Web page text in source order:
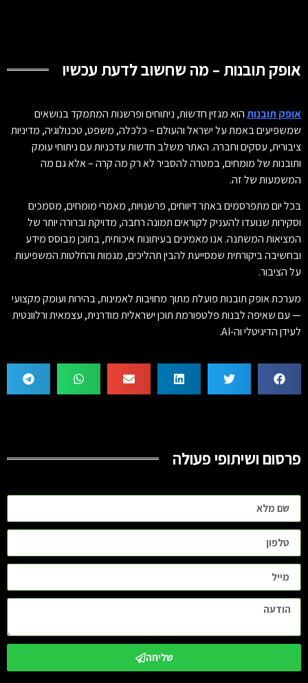
אופק תובנות – מה שחשוב לדעת עכשיו
אופק תובנותהוא מגזין חדשות, ניתוחים ופרשנות המתמקד בנושאים
שמשפיעים באמת על ישראל והעולם – כלכלה, משפט, טכנולוגיה, מדיניות
ציבורית, עסקים וחברה. האתר משלב חדשות עדכניות עם ניתוחי עומק
ותובנות של מומחים, במטרה להסביר לא רק מה קרה – אלא גם מה
המשמעות של זה.
בכל יום מתפרסמים באתר דיווחים, פרשנויות, מאמרי מומחים, מסמכים
וסקירות שנועדו להעניק לקוראים תמונה רחבה, מדויקת וברורה יותר של
המציאות המשתנה. אנו מאמינים בעיתונות איכותית, בתוכן מבוסס מידע
ובחשיבה ביקורתית שמסייעת להבין תהליכים, מגמות והחלטות המשפיעות
על הציבור.
מערכת אופק תובנות פועלת מתוך מחויבות לאמינות, בהירות ועומק מקצועי
— עם שאיפה לבנות פלטפורמת תוכן ישראלית מודרנית, עצמאית ורלוונטית
לעידן הדיגיטלי וה-AI.
פרסום ושיתופי פעולה
שליחה